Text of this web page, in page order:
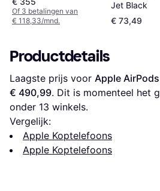
Of 3 betalingen van
€ 118,33/mnd.
Jet Black
€ 73,49
Productdetails
Laagste prijs voor Apple
€ 490,99. Dit is momenteel het
onder 13 winkels.
Vergelijk:
Apple Koptelefoons
Apple Koptelefoons